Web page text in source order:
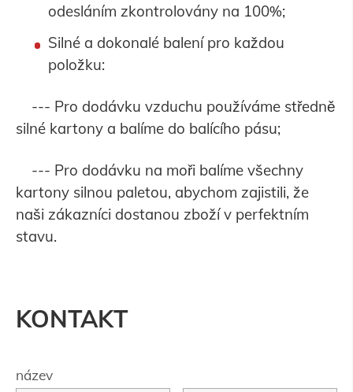
odesláním zkontrolovány na 100%;
Silné a dokonalé balení pro každou
položku:
--- Pro dodávku vzduchu používáme středně
silné kartony a balíme do balícího pásu;
--- Pro dodávku na moři balíme všechny
kartony silnou paletou, abychom zajistili, že
naši zákazníci dostanou zboží v perfektním
stavu.
KONTAKT
název